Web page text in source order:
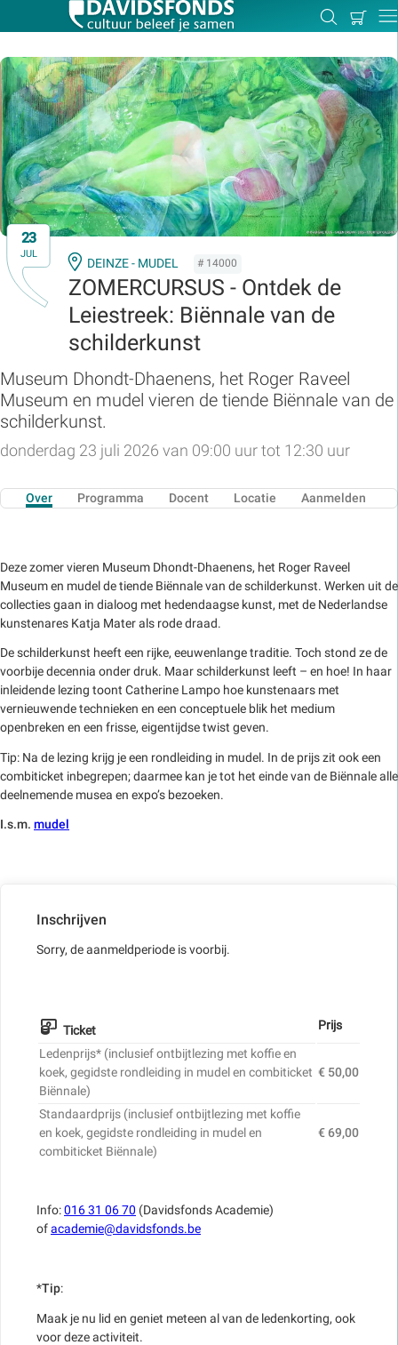
Zoeken
Mijn
23
JUL
DEINZE - MUDEL # 14000
ZOMERCURSUS - Ontdek de
Leiestreek: Biënnale van de
schilderkunst
Museum Dhondt-Dhaenens, het Roger Raveel
Museum en mudel vieren de tiende Biënnale van de
schilderkunst.
donderdag 23 juli 2026 van 09:00 uur tot 12:30 uur
Over Programma Docent Locatie Aanmelden
Deze zomer vieren Museum Dhondt-Dhaenens, het Roger Raveel
Museum en mudel de tiende Biënnale van de schilderkunst. Werken uit de
collecties gaan in dialoog met hedendaagse kunst, met de Nederlandse
kunstenares Katja Mater als rode draad.
De schilderkunst heeft een rijke, eeuwenlange traditie. Toch stond ze de
voorbije decennia onder druk. Maar schilderkunst leeft – en hoe! In haar
inleidende lezing toont Catherine Lampo hoe kunstenaars met
vernieuwende technieken en een conceptuele blik het medium
openbreken en een frisse, eigentijdse twist geven.
Tip: Na de lezing krijg je een rondleiding in mudel. In de prijs zit ook een
combiticket inbegrepen; daarmee kan je tot het einde van de Biënnale alle
deelnemende musea en expo’s bezoeken.
I.s.m. mudel
Inschrijven
Sorry, de aanmeldperiode is voorbij.
Ticket
Prijs
Ledenprijs* (inclusief ontbijtlezing met koffie en
koek, gegidste rondleiding in mudel en combiticket
Biënnale)
€ 50,00
Standaardprijs (inclusief ontbijtlezing met koffie
en koek, gegidste rondleiding in mudel en
combiticket Biënnale)
€ 69,00
Info:016 31 06 70 (Davidsfonds Academie)
ofacademie@davidsfonds.be
*Tip:
Maak je nu lid en geniet meteen al van de ledenkorting, ook
voor deze activiteit.
Zoek:
Zoeken